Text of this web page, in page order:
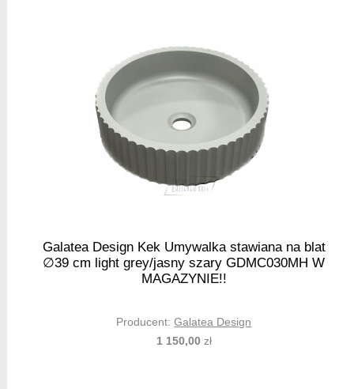
Galatea Design Kek Umywalka stawiana na blat
∅39 cm light grey/jasny szary GDMC030MH W
MAGAZYNIE!!
Producent:Galatea Design
1 150,00zł